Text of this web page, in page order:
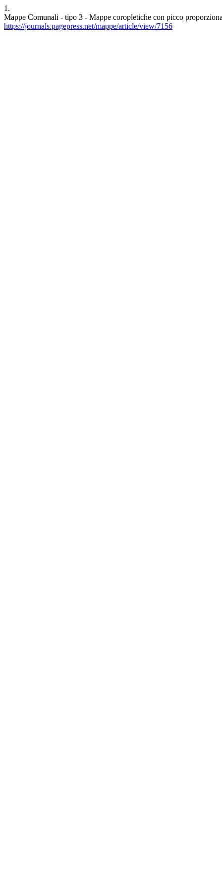
1.
Mappe Comunali - tipo 3 - Mappe coropletiche con picco
https://journals.pagepress.net/mappe/article/view/7156